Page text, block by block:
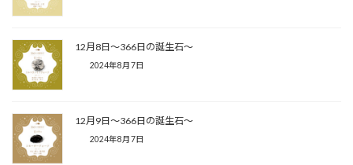
12月8日〜366日の誕生石〜
2024年8月7日
12月9日〜366日の誕生石〜
2024年8月7日